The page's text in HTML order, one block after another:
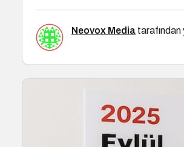
Neovox Media tarafından